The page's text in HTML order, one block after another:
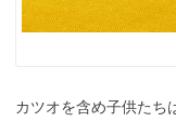
カツオを含め子供たち